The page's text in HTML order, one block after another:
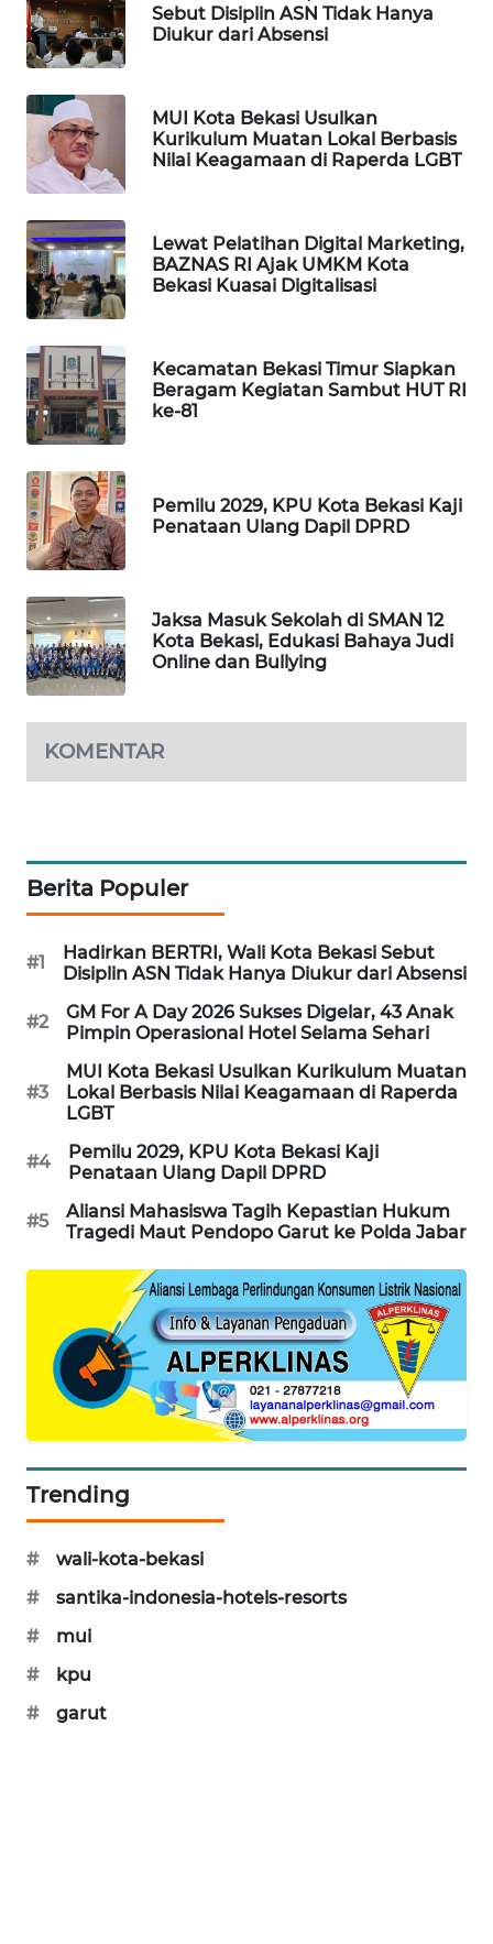
Sebut Disiplin ASN Tidak Hanya
Diukur dari Absensi
MUI Kota Bekasi Usulkan
Kurikulum Muatan Lokal Berbasis
Nilai Keagamaan di Raperda LGBT
Lewat Pelatihan Digital Marketing,
BAZNAS RI Ajak UMKM Kota
Bekasi Kuasai Digitalisasi
Kecamatan Bekasi Timur Siapkan
Beragam Kegiatan Sambut HUT RI
ke-81
Pemilu 2029, KPU Kota Bekasi Kaji
Penataan Ulang Dapil DPRD
Jaksa Masuk Sekolah di SMAN 12
Kota Bekasi, Edukasi Bahaya Judi
Online dan Bullying
KOMENTAR
Berita Populer
#1
Hadirkan BERTRI, Wali Kota Bekasi Sebut
Disiplin ASN Tidak Hanya Diukur dari Absensi
#2
GM For A Day 2026 Sukses Digelar, 43 Anak
Pimpin Operasional Hotel Selama Sehari
#3
MUI Kota Bekasi Usulkan Kurikulum Muatan
Lokal Berbasis Nilai Keagamaan di Raperda
LGBT
#4
Pemilu 2029, KPU Kota Bekasi Kaji
Penataan Ulang Dapil DPRD
#5
Aliansi Mahasiswa Tagih Kepastian Hukum
Tragedi Maut Pendopo Garut ke Polda Jabar
Trending
#
wali-kota-bekasi
#
santika-indonesia-hotels-resorts
#
mui
#
kpu
#
garut
PORTAL
KONSUMEN
FORWAMKI
ALPERKLINAS
FORJASIDA
TAMBANG
SITUNGIR
NEWS
SIDIKALANG
NEWS
SIBARAGAS
NEWS
METRO
SIANTAR
NEWS
MEDAN
NEWS
JAKARTA
NEWS
KRT
NEWS
KARING
JURNAL
NEWS
GARONGGANG
FISUELRI
ID
CILEUNGSI
BERKAT
BERAMPU